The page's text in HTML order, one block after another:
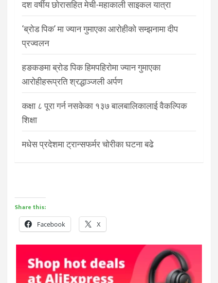
दश वर्षीय छोरासहित मेची-महाकाली साइकल यात्रा
‘ब्रोड पिक’ मा ज्यान गुमाएका आरोहीको सम्झनामा दीप
प्रज्वलन
हङकङमा ब्रोड पिक हिमपहिरोमा ज्यान गुमाएका
आरोहीहरूप्रति श्रद्धाञ्जली अर्पण
कक्षा ८ पूरा गर्न नसकेका १३७ बालबालिकालाई वैकल्पिक
शिक्षा
मधेस प्रदेशमा ट्रान्सफर्मर चोरीका घटना बढे
Share this:
Facebook X